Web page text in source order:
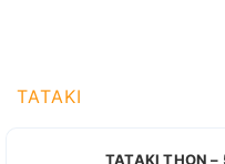
TATAKI
TATAKI THON –